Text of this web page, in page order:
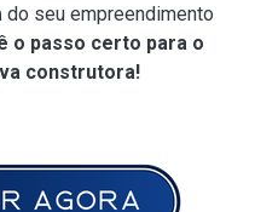
do seu empreendimento
o passo certo para o
construtora!